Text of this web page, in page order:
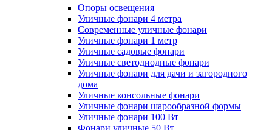
Опоры освещения
Уличные фонари 4 метра
Современные уличные фонари
Уличные фонари 1 метр
Уличные садовые фонари
Уличные светодиодные фонари
Уличные фонари для дачи и загородного
дома
Уличные консольные фонари
Уличные фонари шарообразной формы
Уличные фонари 100 Вт
Фонари уличные 50 Вт